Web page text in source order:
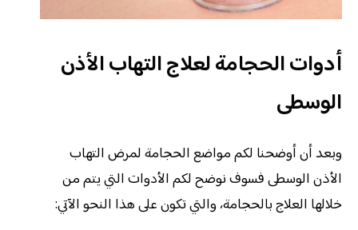
أدوات الحجامة لعلاج التهاب الأذن
الوسطى
وبعد أن أوضحنا لكم مواضع الحجامة لمرض التهاب
الأذن الوسطى فسوف نوضح لكم الأدوات التي يتم من
خلالها العلاج بالحجامة، والتي تكون على هذا النحو الآتي: